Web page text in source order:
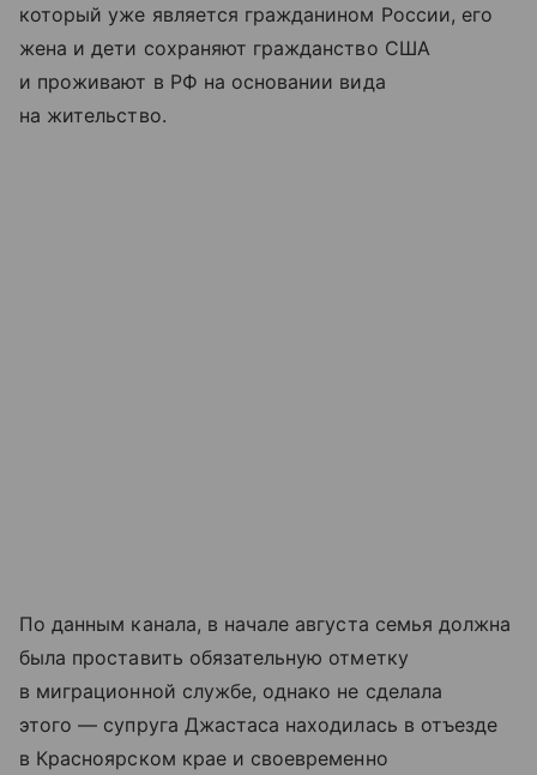
который уже является гражданином России, его
жена и дети сохраняют гражданство США
и проживают в РФ на основании вида
на жительство.
По данным канала, в начале августа семья должна
была проставить обязательную отметку
в миграционной службе, однако не сделала
этого — супруга Джастаса находилась в отъезде
в Красноярском крае и своевременно